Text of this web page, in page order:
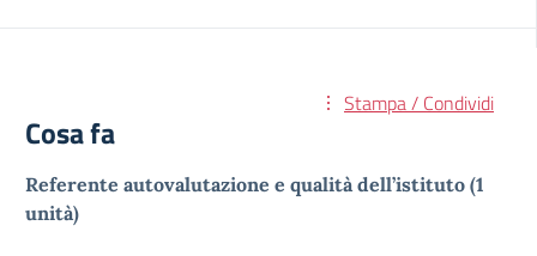
Stampa / Condividi
Cosa fa
Referente autovalutazione e qualità dell’istituto (1
unità)